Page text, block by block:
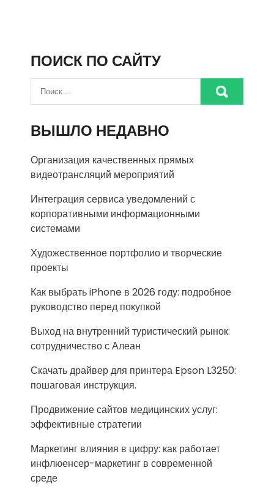
ПОИСК ПО САЙТУ
ВЫШЛО НЕДАВНО
Организация качественных прямых
видеотрансляций мероприятий
Интеграция сервиса уведомлений с
корпоративными информационными
системами
Художественное портфолио и творческие
проекты
Как выбрать iPhone в 2026 году: подробное
руководство перед покупкой
Выход на внутренний туристический рынок:
сотрудничество с Алеан
Скачать драйвер для принтера Epson L3250:
пошаговая инструкция.
Продвижение сайтов медицинских услуг:
эффективные стратегии
Маркетинг влияния в цифру: как работает
инфлюенсер-маркетинг в современной
среде